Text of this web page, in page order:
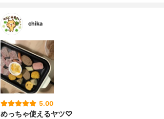
chika
5.00
めっちゃ使えるヤツ♡